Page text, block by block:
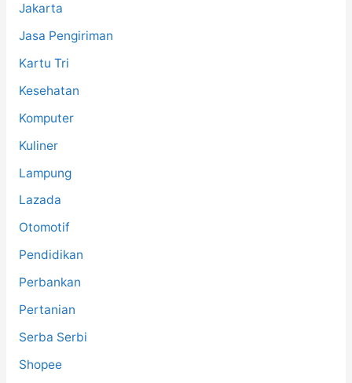
Jakarta
Jasa Pengiriman
Kartu Tri
Kesehatan
Komputer
Kuliner
Lampung
Lazada
Otomotif
Pendidikan
Perbankan
Pertanian
Serba Serbi
Shopee